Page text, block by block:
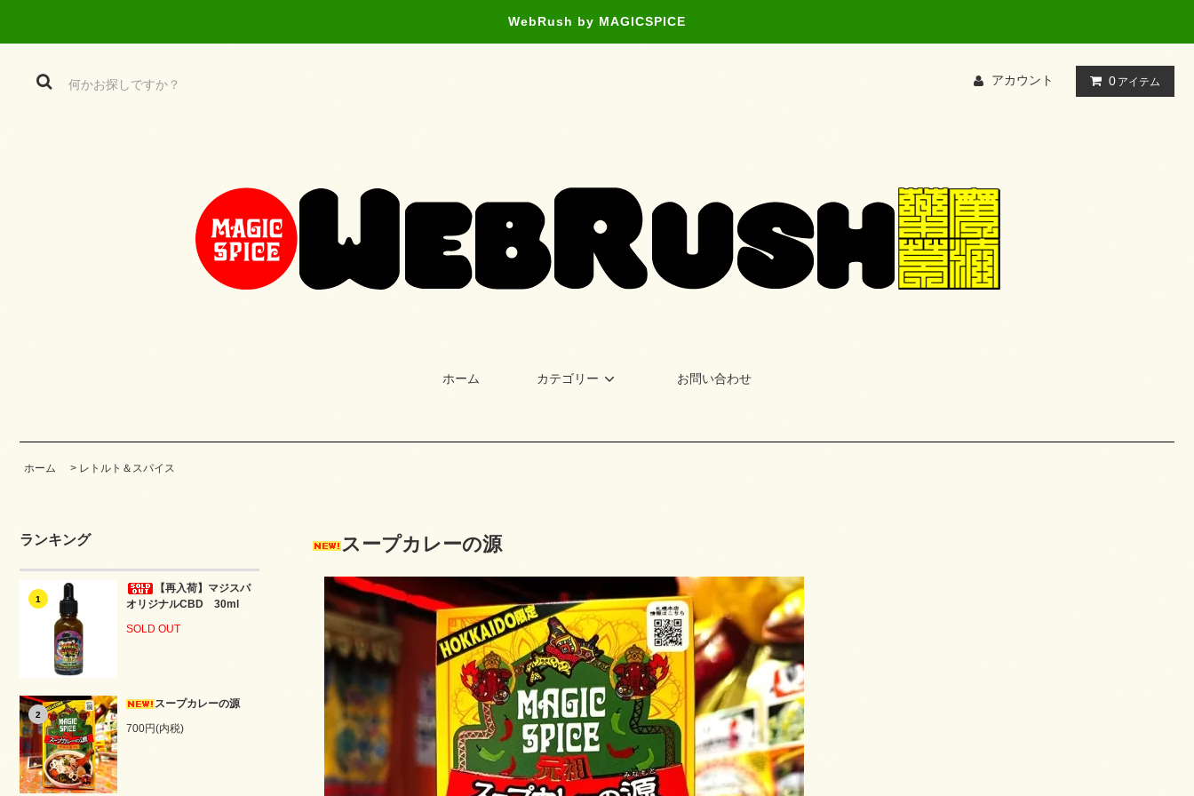
WebRush by MAGICSPICE
アカウント 0 アイテム
ホーム カテゴリー お問い合わせ
ホーム > レトルト＆スパイス
ランキング
1
【再入荷】マジスパ
オリジナルCBD 30ml
SOLD OUT
2
スープカレーの源
700円(内税)
スープカレーの源